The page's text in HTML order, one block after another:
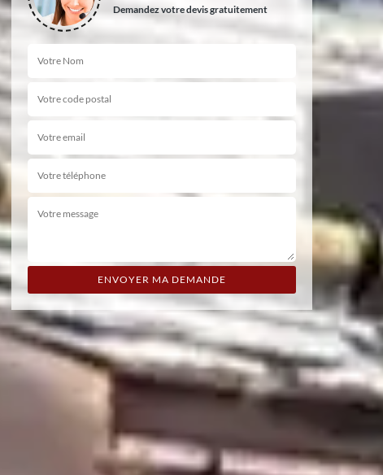
Demandez votre devis gratuitement